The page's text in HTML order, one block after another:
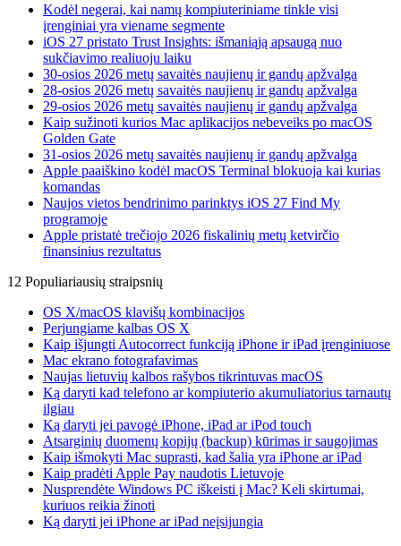
Kodėl negerai, kai namų kompiuteriniame tinkle visi
įrenginiai yra viename segmente
iOS 27 pristato Trust Insights: išmaniąją apsaugą nuo
sukčiavimo realiuoju laiku
30-osios 2026 metų savaitės naujienų ir gandų apžvalga
28-osios 2026 metų savaitės naujienų ir gandų apžvalga
29-osios 2026 metų savaitės naujienų ir gandų apžvalga
Kaip sužinoti kurios Mac aplikacijos nebeveiks po macOS
Golden Gate
31-osios 2026 metų savaitės naujienų ir gandų apžvalga
Apple paaiškino kodėl macOS Terminal blokuoja kai kurias
komandas
Naujos vietos bendrinimo parinktys iOS 27 Find My
programoje
Apple pristatė trečiojo 2026 fiskalinių metų ketvirčio
finansinius rezultatus
12 Populiariausių straipsnių
OS X/macOS klavišų kombinacijos
Perjungiame kalbas OS X
Kaip išjungti Autocorrect funkciją iPhone ir iPad įrenginiuose
Mac ekrano fotografavimas
Naujas lietuvių kalbos rašybos tikrintuvas macOS
Ką daryti kad telefono ar kompiuterio akumuliatorius tarnautų
ilgiau
Ką daryti jei pavogė iPhone, iPad ar iPod touch
Atsarginių duomenų kopijų (backup) kūrimas ir saugojimas
Kaip išmokyti Mac suprasti, kad šalia yra iPhone ar iPad
Kaip pradėti Apple Pay naudotis Lietuvoje
Nusprendėte Windows PC iškeisti į Mac? Keli skirtumai,
kuriuos reikia žinoti
Ką daryti jei iPhone ar iPad neįsijungia